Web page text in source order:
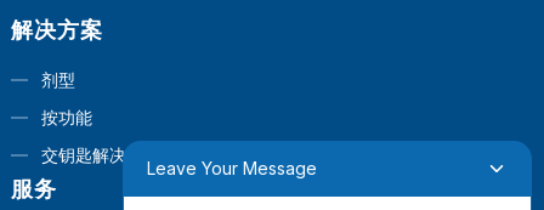
解决方案
剂型
按功能
交钥匙解决方案
服务
Leave Your Message